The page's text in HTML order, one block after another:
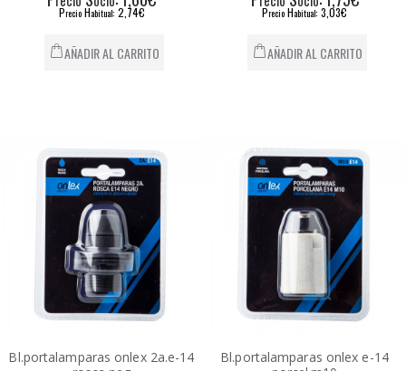
PrecioHabitual: 2,74€
AÑADIR AL CARRITO
Precio Habitual: 3,03€
AÑADIR AL CARRITO
Bl.portalamparas onlex 2a.e-14
Bl.portalamparas onlex e-14